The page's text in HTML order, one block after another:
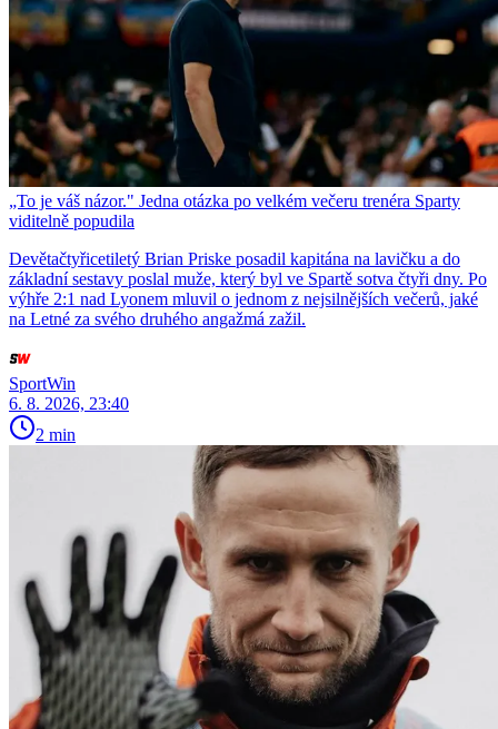
„To je váš názor." Jedna otázka po velkém večeru trenéra Sparty
viditelně popudila
Devětačtyřicetiletý Brian Priske posadil kapitána na lavičku a do
základní sestavy poslal muže, který byl ve Spartě sotva čtyři dny. Po
výhře 2:1 nad Lyonem mluvil o jednom z nejsilnějších večerů, jaké
na Letné za svého druhého angažmá zažil.
SportWin
6. 8. 2026, 23:40
2 min